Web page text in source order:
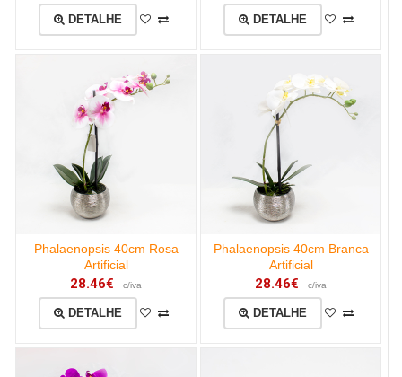
DETALHE DETALHE
Phalaenopsis 40cm Rosa
Artificial
28.46€ c/iva
DETALHE
Phalaenopsis 40cm Branca
Artificial
28.46€ c/iva
DETALHE